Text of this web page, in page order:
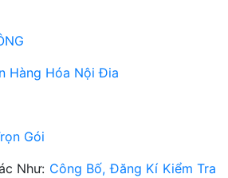
Hàng Hóa Nội Đia
Gói
Như: Công Bố, Đăng Kí Kiểm Tra